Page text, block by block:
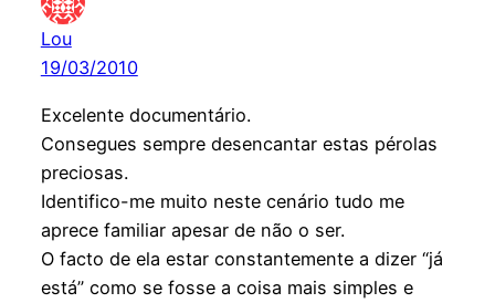
Lou
19/03/2010
Excelente documentário.
Consegues sempre desencantar estas pérolas
preciosas.
Identifico-me muito neste cenário tudo me
aprece familiar apesar de não o ser.
O facto de ela estar constantemente a dizer “já
está” como se fosse a coisa mais simples e